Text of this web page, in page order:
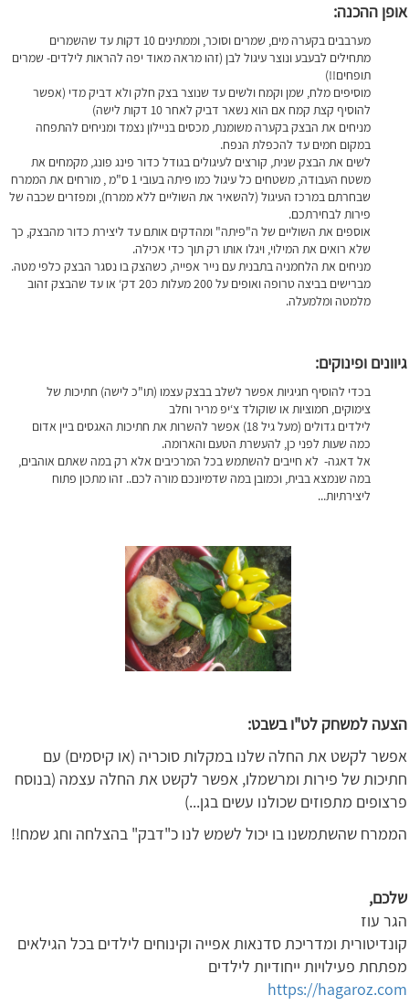
אופן ההכנה:
מערבבים בקערה מים, שמרים וסוכר, וממתינים 10 דקות עד שהשמרים
מתחילים לבעבע ונוצר עיגול לבן (זהו מראה מאוד יפה להראות לילדים- שמרים
תופחים!!)
מוסיפים מלח, שמן וקמח ולשים עד שנוצר בצק חלק ולא דביק מדי (אפשר
להוסיף קצת קמח אם הוא נשאר דביק לאחר 10 דקות לישה)
מניחים את הבצק בקערה משומנת, מכסים בניילון נצמד ומניחים להתפחה
במקום חמים עד להכפלת הנפח.
לשים את הבצק שנית, קורצים לעיגולים בגודל כדור פינג פונג, מקמחים את
משטח העבודה, משטחים כל עיגול כמו פיתה בעובי 1 ס"מ , מורחים את הממרח
שבחרתם במרכז העיגול (להשאיר את השוליים ללא ממרח), ומפזרים שכבה של
פירות לבחירתכם.
אוספים את השוליים של ה"פיתה" ומהדקים אותם עד ליצירת כדור מהבצק, כך
שלא רואים את המילוי, ויגלו אותו רק תוך כדי אכילה.
מניחים את הלחמניה בתבנית עם נייר אפייה, כשהצק בו נסגר הבצק כלפי מטה.
מברישים בביצה טרופה ואופים על 200 מעלות כ20 דק‘ או עד שהבצק זהוב
מלמטה ומלמעלה.
גיוונים ופינוקים:
בכדי להוסיף חגיגיות אפשר לשלב בבצק עצמו (תו"כ לישה) חתיכות של
צימוקים, חמוציות או שוקולד צ‘יפ מריר וחלב
לילדים גדולים (מעל גיל 18) אפשר להשרות את חתיכות האגסים ביין אדום
כמה שעות לפני כן, להעשרת הטעם והארומה.
אל דאגה- לא חייבים להשתמש בכל המרכיבים אלא רק במה שאתם אוהבים,
במה שנמצא בבית, וכמובן במה שדמיונכם מורה לכם.. זהו מתכון פתוח
ליצירתיות...
הצעה למשחק לט"ו בשבט:
אפשר לקשט את החלה שלנו במקלות סוכריה (או קיסמים) עם
חתיכות של פירות ומרשמלו, אפשר לקשט את החלה עצמה (בנוסח
פרצופים מתפוזים שכולנו עשים בגן...)
הממרח שהשתמשנו בו יכול לשמש לנו כ"דבק" בהצלחה וחג שמח!!
שלכם,
הגר עוז
קונדיטורית ומדריכת סדנאות אפייה וקינוחים לילדים בכל הגילאים
מפתחת פעילויות ייחודיות לילדים
https://hagaroz.com